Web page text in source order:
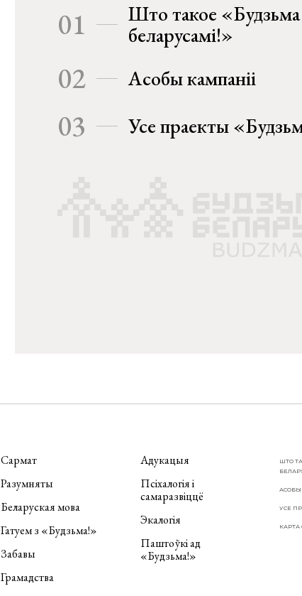
01
Што такое «Будзьма
беларусамі!»
02 Асобы кампаніі
03 Усе праекты
Сармат
Разумняты
Беларуская мова
Гатуем з «Будзьма!»
Забавы
Грамадства
Адукацыя
Псіхалогія і
самаразвіццё
Экалогія
Паштоўкі ад
«Будзьма!»
ШТО
АСОБЫ
УСЕ
КАРТА